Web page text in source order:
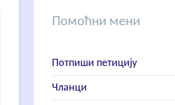
Помоћни мени
Потпиши петицију
Чланци